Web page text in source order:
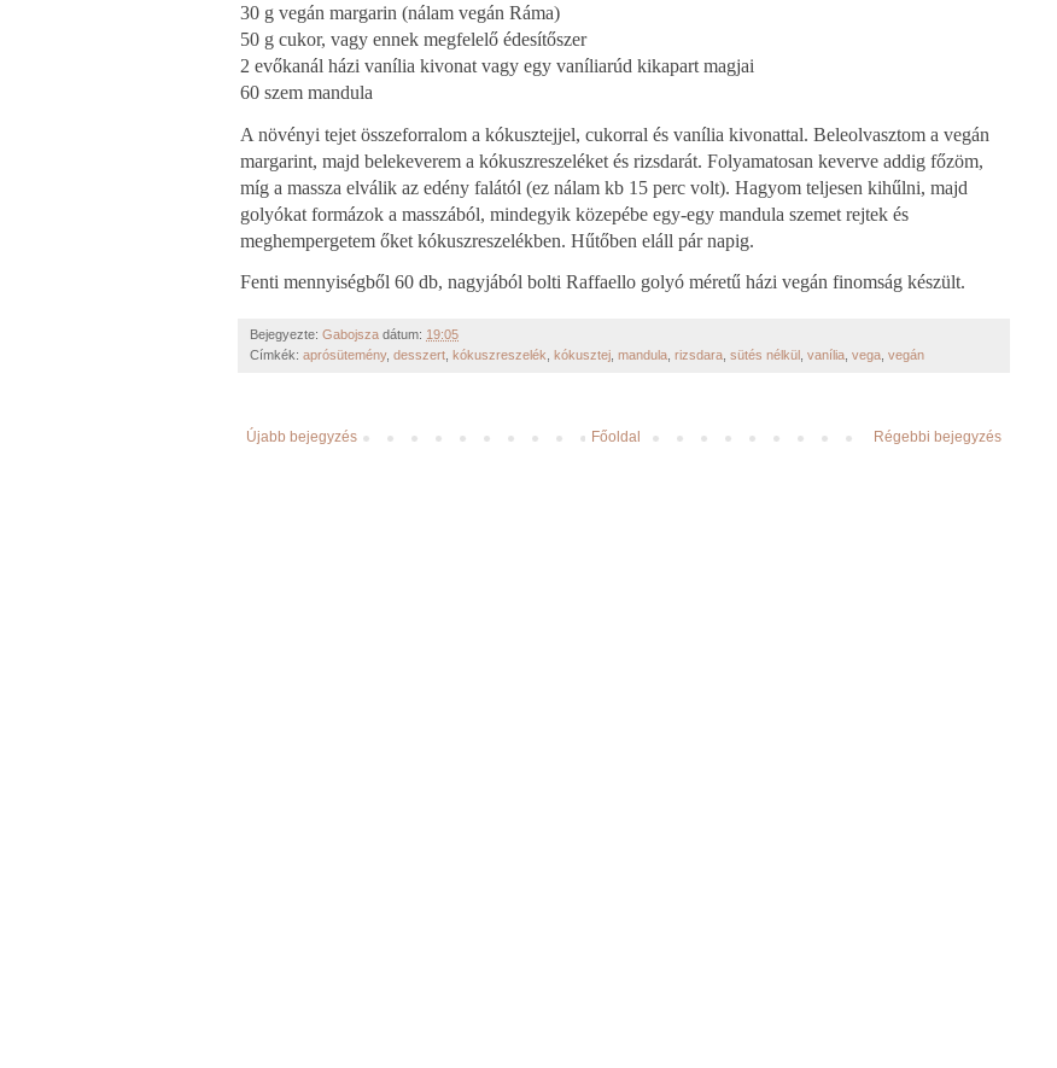
30 g vegán margarin (nálam vegán Ráma)
50 g cukor, vagy ennek megfelelő édesítőszer
2 evőkanál házi vanília kivonat vagy egy vaníliarúd kikapart magjai
60 szem mandula
A növényi tejet összeforralom a kókusztejjel, cukorral és vanília kivonattal. Beleolvasztom a vegán
margarint, majd belekeverem a kókuszreszeléket és rizsdarát. Folyamatosan keverve addig főzöm,
míg a massza elválik az edény falától (ez nálam kb 15 perc volt). Hagyom teljesen kihűlni, majd
golyókat formázok a masszából, mindegyik közepébe egy-egy mandula szemet rejtek és
meghempergetem őket kókuszreszelékben. Hűtőben eláll pár napig.
Fenti mennyiségből 60 db, nagyjából bolti Raffaello golyó méretű házi vegán finomság készült.
Bejegyezte: Gabojsza dátum: 19:05
Címkék: aprósütemény, desszert kókuszreszelék kókusztej mandula rizsdara sütés nélkül vanília vega vegán
Újabb bejegyzés Régebbi bejegyzés
Főoldal